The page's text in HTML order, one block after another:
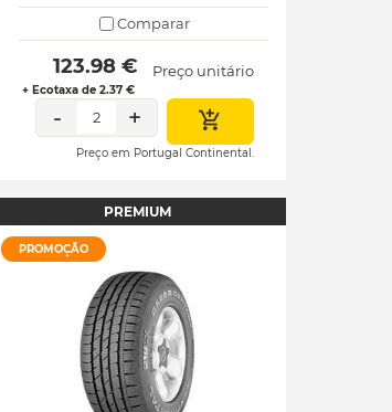
Comparar
123.98 €
+ Ecotaxa de 2.37 €
Preço unitário
- 2 +
Preço em Portugal Continental.
PREMIUM
PROMOÇÃO